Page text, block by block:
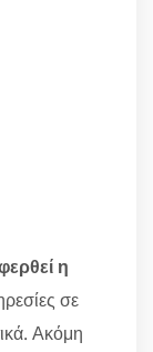
η
σε
Ακόμη